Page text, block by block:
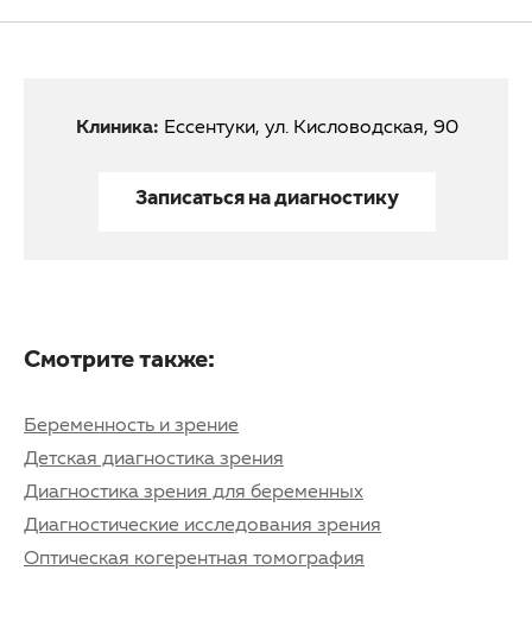
Клиника: Ессентуки, ул. Кисловодская, 90
Записаться на диагностику
Смотрите также:
Беременность и зрение
Детская диагностика зрения
Диагностика зрения для беременных
Диагностические исследования зрения
Оптическая когерентная томография